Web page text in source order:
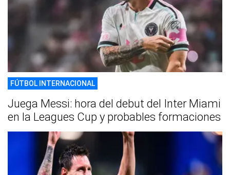
FÚTBOL INTERNACIONAL
Juega Messi: hora del debut del Inter Miami
en la Leagues Cup y probables formaciones